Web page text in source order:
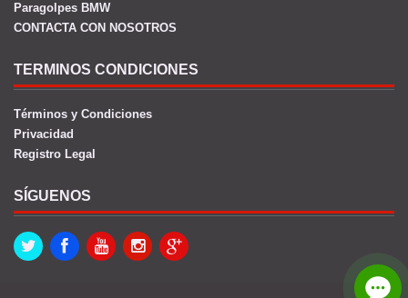
Paragolpes BMW
CONTACTA CON NOSOTROS
TERMINOS CONDICIONES
Términos y Condiciones
Privacidad
Registro Legal
SÍGUENOS